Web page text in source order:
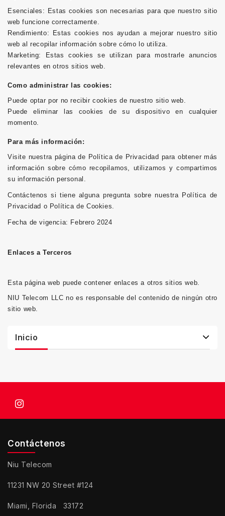
Esenciales: Estas cookies son necesarias para que nuestro sitio
web funcione correctamente.
Rendimiento: Estas cookies nos ayudan a mejorar nuestro sitio
web al recopilar información sobre cómo lo utiliza.
Marketing: Estas cookies se utilizan para mostrarle anuncios
relevantes en otros sitios web.
Como administrar las cookies:
Puede optar por no recibir cookies de nuestro sitio web.
Puede eliminar las cookies de su dispositivo en cualquier
momento.
Para más información:
Visite nuestra página de Política de Privacidad para obtener más
información sobre cómo recopilamos, utilizamos y compartimos
su información personal.
Contáctenos si tiene alguna pregunta sobre nuestra Política de
Privacidad o Política de Cookies.
Fecha de vigencia: Febrero 2024
Enlaces a Terceros
Esta página web puede contener enlaces a otros sitios web.
NIU Telecom LLC no es responsable del contenido de ningún otro
sitio web.
Inicio
Contáctenos
Niu Telecom
11231 NW 20 Street #124
Miami, Florida 33172